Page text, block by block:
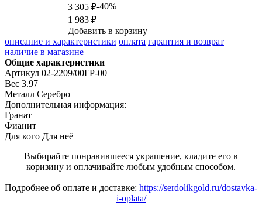
3 305 ₽-40%
1 983 ₽
Добавить в корзину
описание и характеристики оплата гарантия и возврат
наличие в магазине
Общие характеристики
Артикул 02-2209/00ГР-00
Вес 3.97
Металл Серебро
Дополнительная информация:
Гранат
Фианит
Для кого Для неё
Выбирайте понравившееся украшение, кладите его в
коризину и оплачивайте любым удобным способом.
Подробнее об оплате и доставке: https://serdolikgold.ru/dostavka-
i-oplata/